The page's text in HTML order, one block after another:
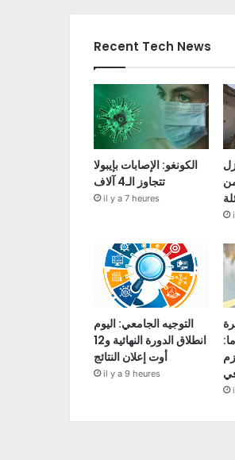
Recent Tech News
الكونغو: الإصابات بإيبولا
تتجاوز الـ4 آلاف
il y a 7 heures
التوجيه الجامعي: اليوم
انطلاق الدورة النهائية و12
أوت إعلان النتائج
il y a 9 heures
عاما: